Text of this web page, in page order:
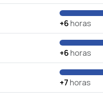
+6horas
+6horas
+7horas